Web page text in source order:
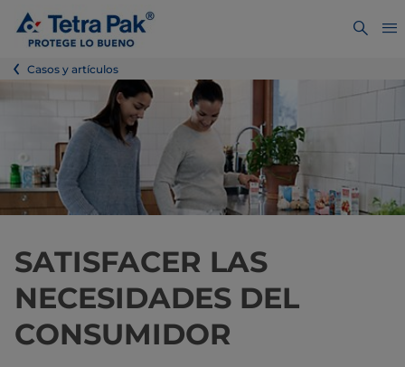
Casos y artículos
SATISFACER LAS
NECESIDADES DEL
CONSUMIDOR